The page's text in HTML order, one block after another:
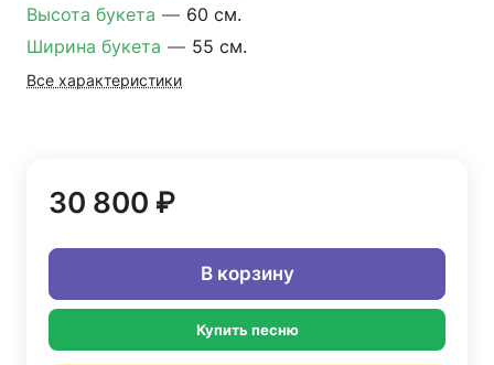
Высота букета — 60 см.
Ширина букета — 55 см.
Все характеристики
30 800 ₽
В корзину
Купить песню